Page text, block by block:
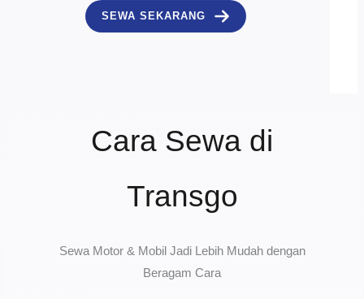
SEWA SEKARANG
Cara Sewa di
Transgo
Sewa Motor & Mobil Jadi Lebih Mudah dengan
Beragam Cara